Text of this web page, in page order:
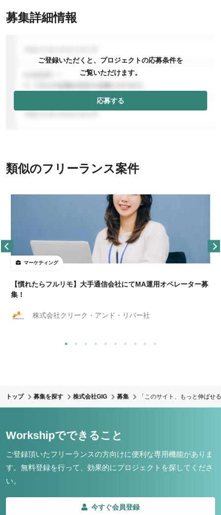
募集詳細情報
ご登録いただくと、プロジェクトの応募条件を
ご覧いただけます。
応募する
類似のフリーランス案件
マーケティング
【慣れたらフルリモ】大手通信会社にてMA運用オペレーター募
集！
株式会社クリーク・アンド・リバー社
トップ 募集を探す 株式会社GIG 募集 「このサイト、もっと伸ば
Workshipでできること
ご登録頂いたフリーランスの方向けに便利な専用機能がありま
す。 無料登録を行って、効果的にプロジェクトを探してくださ
い。
今すぐ会員登録